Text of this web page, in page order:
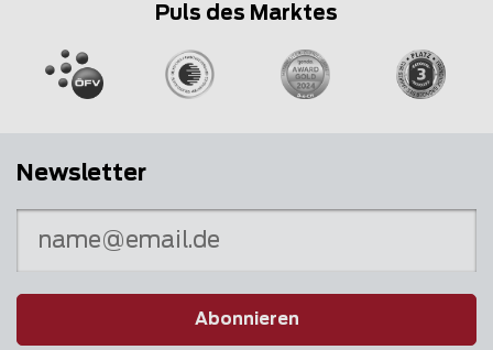
Puls des Marktes
Newsletter
Abonnieren